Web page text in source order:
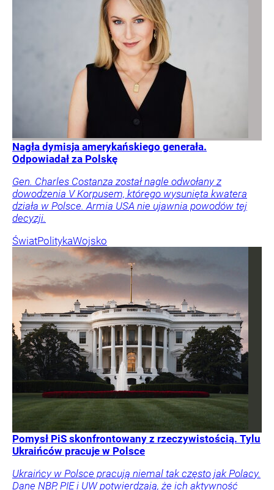
Nagła dymisja amerykańskiego generała.
Odpowiadał za Polskę
Gen. Charles Costanza został nagle odwołany z
dowodzenia V Korpusem, którego wysunięta kwatera
działa w Polsce. Armia USA nie ujawnia powodów tej
decyzji.
ŚwiatPolitykaWojsko
Pomysł PiS skonfrontowany z rzeczywistością. Tylu
Ukraińców pracuje w Polsce
Ukraińcy w Polsce pracują niemal tak często jak Polacy.
Dane NBP, PIE i UW potwierdzają, że ich aktywność